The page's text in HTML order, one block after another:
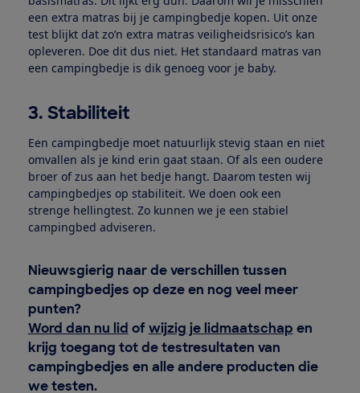
een extra matras bij je campingbedje kopen. Uit onze
test blijkt dat zo’n extra matras veiligheidsrisico’s kan
opleveren. Doe dit dus niet. Het standaard matras van
een campingbedje is dik genoeg voor je baby.
3. Stabiliteit
Een campingbedje moet natuurlijk stevig staan en niet
omvallen als je kind erin gaat staan. Of als een oudere
broer of zus aan het bedje hangt. Daarom testen wij
campingbedjes op stabiliteit. We doen ook een
strenge hellingtest. Zo kunnen we je een stabiel
campingbed adviseren.
Nieuwsgierig naar de verschillen tussen
campingbedjes op deze en nog veel meer
punten?
Word dan nu lid of wijzig je lidmaatschap en
krijg toegang tot de testresultaten van
campingbedjes en alle andere producten die
we testen.